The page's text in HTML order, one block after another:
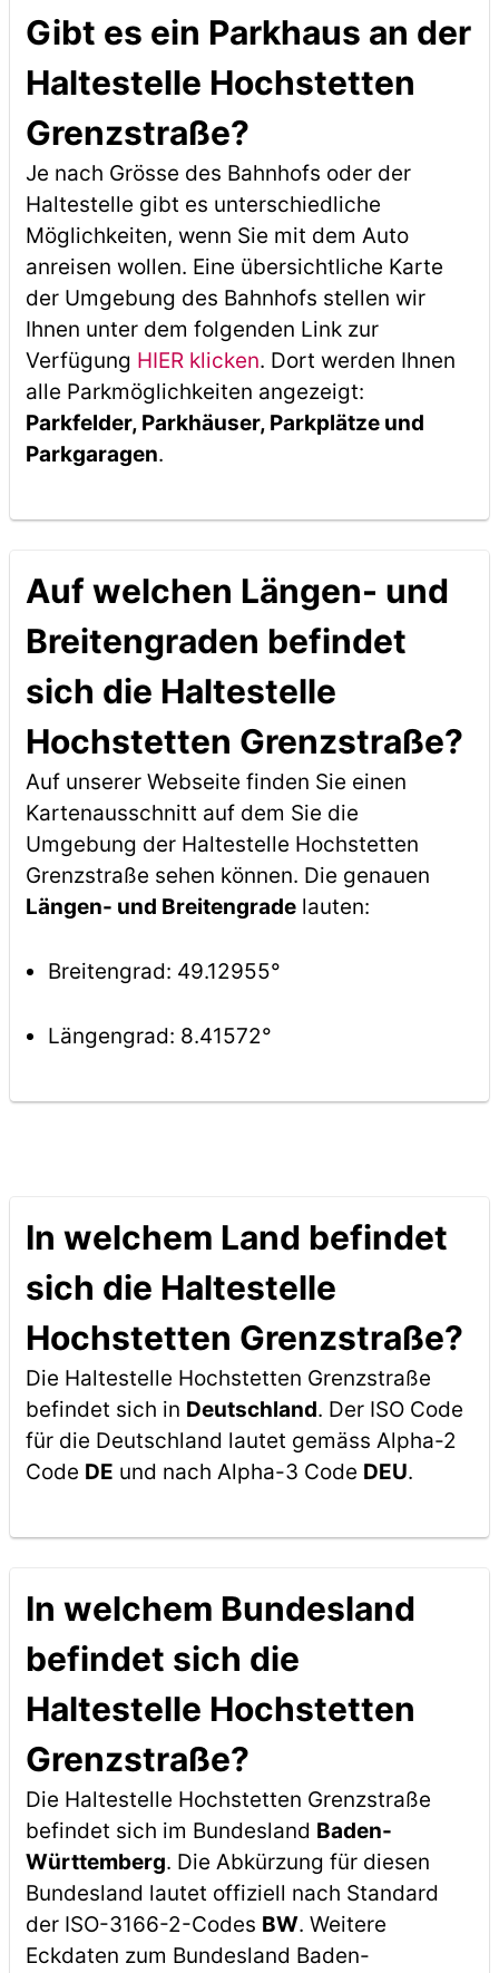
Gibt es ein Parkhaus an der
Haltestelle Hochstetten
Grenzstraße?
Je nach Grösse des Bahnhofs oder der
Haltestelle gibt es unterschiedliche
Möglichkeiten, wenn Sie mit dem Auto
anreisen wollen. Eine übersichtliche Karte
der Umgebung des Bahnhofs stellen wir
Ihnen unter dem folgenden Link zur
Verfügung HIER klicken. Dort werden Ihnen
alle Parkmöglichkeiten angezeigt:
Parkfelder, Parkhäuser, Parkplätze und
Parkgaragen.
Auf welchen Längen- und
Breitengraden befindet
sich die Haltestelle
Hochstetten Grenzstraße?
Auf unserer Webseite finden Sie einen
Kartenausschnitt auf dem Sie die
Umgebung der Haltestelle Hochstetten
Grenzstraße sehen können. Die genauen
Längen- und Breitengradelauten:
Breitengrad: 49.12955°
Längengrad: 8.41572°
In welchem Land befindet
sich die Haltestelle
Hochstetten Grenzstraße?
Die Haltestelle Hochstetten Grenzstraße
befindet sich in Deutschland. Der ISO Code
für die Deutschland lautet gemäss Alpha-2
Code DE und nach Alpha-3 Code DEU.
In welchem Bundesland
befindet sich die
Haltestelle Hochstetten
Grenzstraße?
Die Haltestelle Hochstetten Grenzstraße
befindet sich im Bundesland Baden-
Württemberg. Die Abkürzung für diesen
Bundesland lautet offiziell nach Standard
der ISO-3166-2-Codes BW. Weitere
Eckdaten zum Bundesland Baden-